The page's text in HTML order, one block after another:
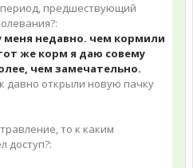
предшествующий
меня недавно. чем кормили
же корм я даю совему
чем замечательно.
давно открыли новую пачку
то к каким
доступ?: